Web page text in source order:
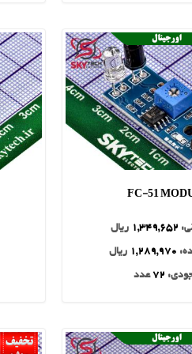
FC-51
1,349,652 ریال
1,289,970 ریال
72عدد